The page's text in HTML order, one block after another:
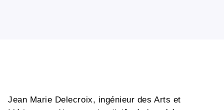
Jean Marie Delecroix, ingénieur des Arts et